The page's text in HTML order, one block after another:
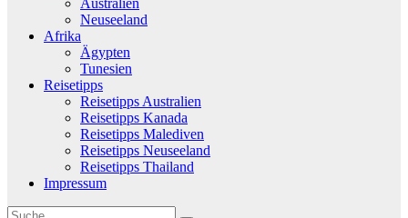
Australien
Neuseeland
Afrika
Ägypten
Tunesien
Reisetipps
Reisetipps Australien
Reisetipps Kanada
Reisetipps Malediven
Reisetipps Neuseeland
Reisetipps Thailand
Impressum